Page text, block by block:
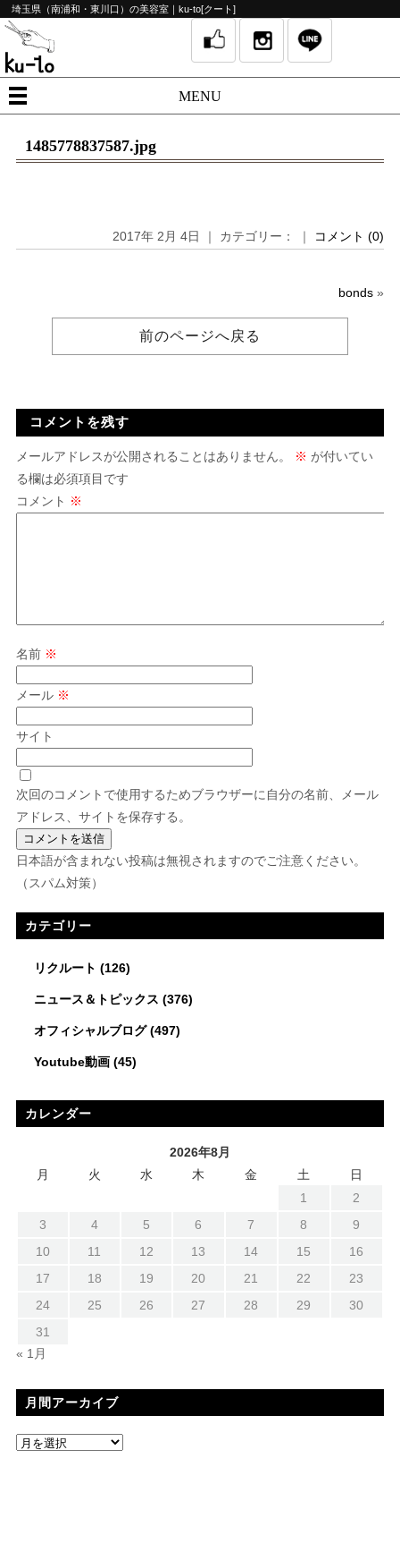
埼玉県（南浦和・東川口）の美容室｜ku-to[クート]
MENU
1485778837587.jpg
2017年 2月 4日 ｜ カテゴリー： ｜ コメント (0)
bonds »
前のページへ戻る
コメントを残す
メールアドレスが公開されることはありません。 ※ が付いてい
る欄は必須項目です
コメント ※
名前 ※
メール ※
サイト
次回のコメントで使用するためブラウザーに自分の名前、メール
アドレス、サイトを保存する。
日本語が含まれない投稿は無視されますのでご注意ください。
（スパム対策）
カテゴリー
リクルート (126)
ニュース＆トピックス (376)
オフィシャルブログ(497)
Youtube動画(45)
カレンダー
2026年8月
月
火 水 木 金 土
日
1
2
3
4 5 6 7 8
9
10
11 12 13 14 15
16
17
18 19 20 21 22
23
24
25 26 27 28 29
30
31
« 1月
月間アーカイブ